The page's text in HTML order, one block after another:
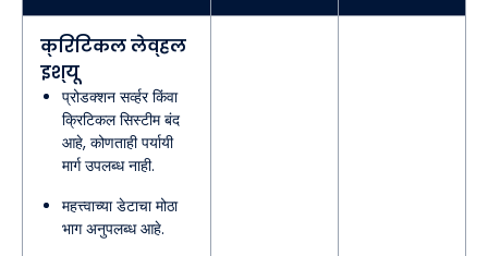
क्रिटिकल लेव्हल
इश्यू
प्रोडक्शन सर्व्हर किंवा
क्रिटिकल सिस्टीम बंद
आहे, कोणताही पर्यायी
मार्ग उपलब्ध नाही.
महत्त्वाच्या डेटाचा मोठा
भाग अनुपलब्ध आहे.